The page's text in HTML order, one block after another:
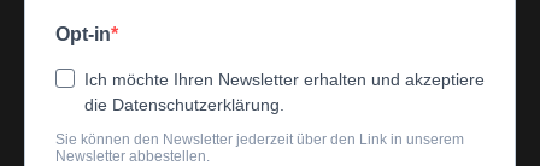
Opt-in
Ich möchte Ihren Newsletter erhalten und akzeptiere
die Datenschutzerklärung.
Sie können den Newsletter jederzeit über den Link in unserem
Newsletter abbestellen.